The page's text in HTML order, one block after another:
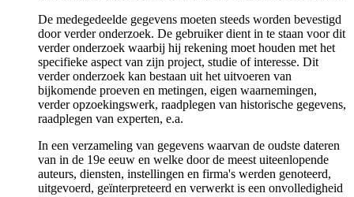
De medegedeelde gegevens moeten steeds worden bevestigd
door verder onderzoek. De gebruiker dient in te staan voor dit
verder onderzoek waarbij hij rekening moet houden met het
specifieke aspect van zijn project, studie of interesse. Dit
verder onderzoek kan bestaan uit het uitvoeren van
bijkomende proeven en metingen, eigen waarnemingen,
verder opzoekingswerk, raadplegen van historische gegevens,
raadplegen van experten, e.a.
In een verzameling van gegevens waarvan de oudste dateren
van in de 19e eeuw en welke door de meest uiteenlopende
auteurs, diensten, instellingen en firma's werden genoteerd,
uitgevoerd, geïnterpreteerd en verwerkt is een onvolledigheid